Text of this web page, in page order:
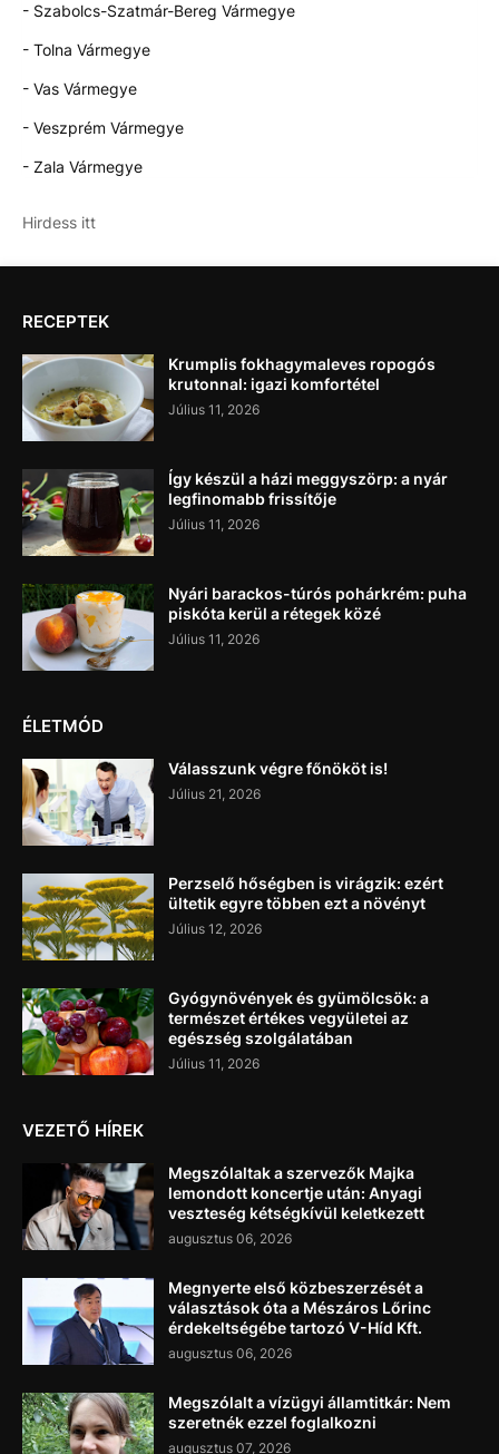
- Szabolcs-Szatmár-Bereg Vármegye
- Tolna Vármegye
- Vas Vármegye
- Veszprém Vármegye
- Zala Vármegye
Hirdess itt
RECEPTEK
Krumplis fokhagymaleves ropogós
krutonnal: igazi komfortétel
Július 11, 2026
Így készül a házi meggyszörp: a nyár
legfinomabb frissítője
Július 11, 2026
Nyári barackos-túrós pohárkrém: puha
piskóta kerül a rétegek közé
Július 11, 2026
ÉLETMÓD
Válasszunk végre főnököt is!
Július 21, 2026
Perzselő hőségben is virágzik: ezért
ültetik egyre többen ezt a növényt
Július 12, 2026
Gyógynövények és gyümölcsök: a
természet értékes vegyületei az
egészség szolgálatában
Július 11, 2026
VEZETŐ HÍREK
Megszólaltak a szervezők Majka
lemondott koncertje után: Anyagi
veszteség kétségkívül keletkezett
augusztus 06, 2026
Megnyerte első közbeszerzését a
választások óta a Mészáros Lőrinc
érdekeltségébe tartozó V-Híd Kft.
augusztus 06, 2026
Megszólalt a vízügyi államtitkár: Nem
szeretnék ezzel foglalkozni
augusztus 07, 2026